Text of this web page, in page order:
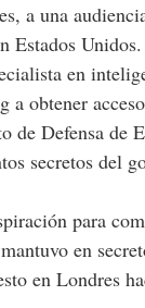
a una
Estados
en
a obtener
de Defensa de
secretos del
para
en
en Londres